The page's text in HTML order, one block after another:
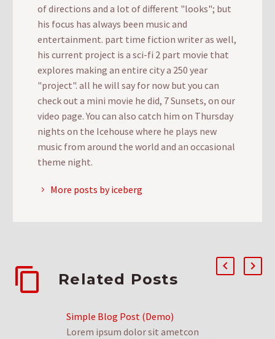
of directions and a lot of different "looks"; but
his focus has always been music and
entertainment. part time fiction writer as well,
his current project is a sci-fi 2 part movie that
explores making an entire city a 250 year
"project". all he will say for now but you can
check out a mini movie he did, 7 Sunsets, on our
video page. You can also catch him on Thursday
nights on the Icehouse where he plays new
music from around the world and an occasional
theme night.
More posts by iceberg
Related Posts
Simple Blog Post (Demo)
Lorem ipsum dolor sit ametcon